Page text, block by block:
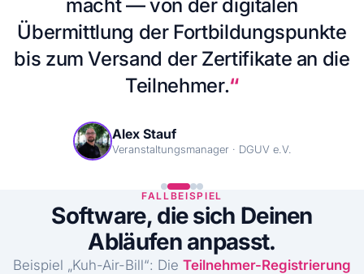
verschiedene Module von CVS ein.
Alles aus einer Hand spart uns
wertvolle Zeit für die Anbindung und
Pflege weiterer Systeme.
Claudia Wachsmuth
Berufsverband für Frauenärztinnen und Frauenärzte e.V.
FALLBEISPIEL
Software, die sich Deinen
Abläufen anpasst.
Beispiel „Kuh-Air-Bill“: Die Teilnehmer-Registrierung